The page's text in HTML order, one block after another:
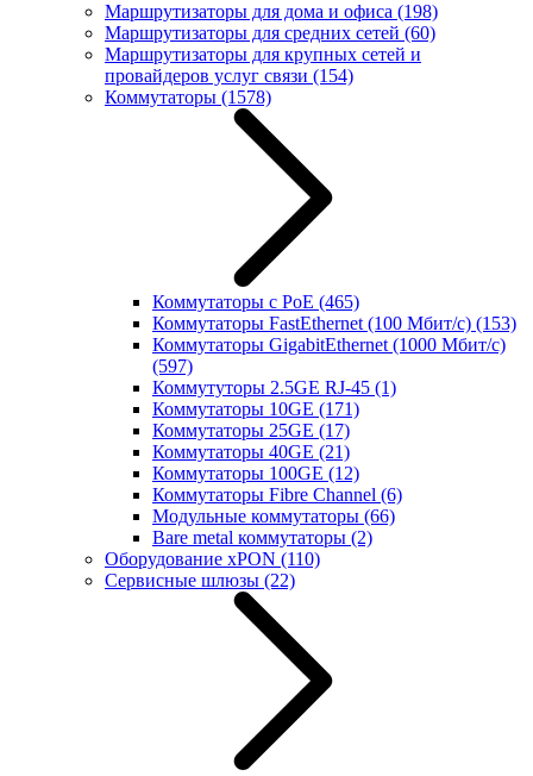
Маршрутизаторы для дома и офиса (198)
Маршрутизаторы для средних сетей (60)
Маршрутизаторы для крупных сетей и
провайдеров услуг связи (154)
Коммутаторы (1578)
Коммутаторы с PoE (465)
Коммутаторы FastEthernet (100 Мбит/с) (153)
Коммутаторы GigabitEthernet (1000 Мбит/с)
(597)
Коммутуторы 2.5GE RJ-45 (1)
Коммутаторы 10GE (171)
Коммутаторы 25GE (17)
Коммутаторы 40GE (21)
Коммутаторы 100GE (12)
Коммутаторы Fibre Channel (6)
Модульные коммутаторы (66)
Bare metal коммутаторы (2)
Оборудование xPON (110)
Сервисные шлюзы (22)